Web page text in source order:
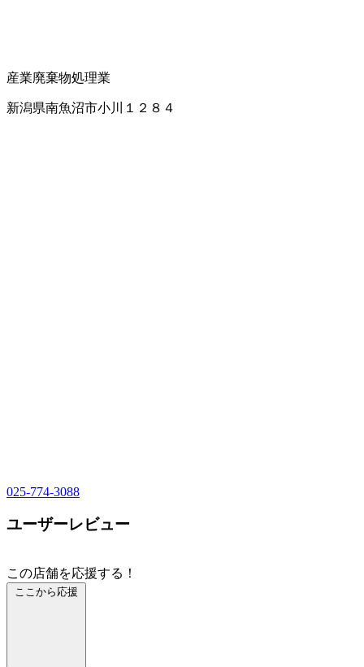
産業廃棄物処理業
新潟県南魚沼市小川１２８４
025-774-3088
ユーザーレビュー
この店舗を応援する！
ここから応援